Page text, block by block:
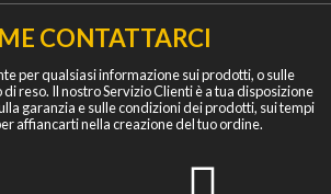
CONTATTARCI
per qualsiasi informazione sui prodotti, o sulle
reso. Il nostro Servizio Clienti è a tua disposizione
garanzia e sulle condizioni dei prodotti, sui tempi
affiancarti nella creazione del tuo ordine.